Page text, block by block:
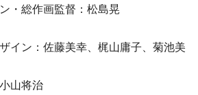
・総作画監督：松島晃
イン：佐藤美幸、梶山庸子、菊池美
山将治